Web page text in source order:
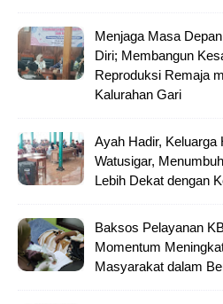
Menjaga Masa
Diri; Membangun
Reproduksi Remaja
Kalurahan Gari
Ayah Hadir,
Watusigar,
Lebih Dekat dengan
Baksos Pelayanan
Momentum
Masyarakat dalam